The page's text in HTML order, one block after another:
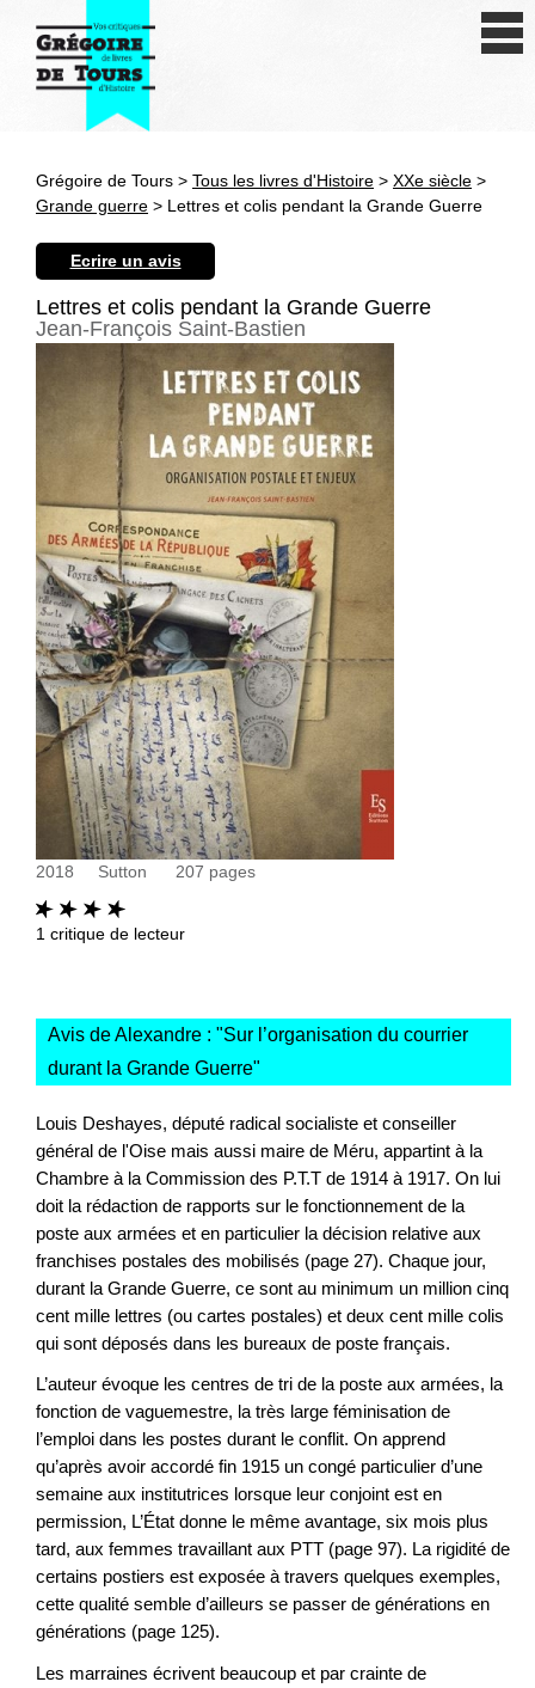
Antiquité
Epoque moderne
Révolution et XIXe siècle
XXe siècle
Autres civilisations
Thématiques
Grégoire de Tours > Tous les livres d'Histoire > XXe siècle >
Grande guerre > Lettres et colis pendant la Grande Guerre
Ecrire un avis
Lettres et colis pendant la Grande Guerre
Jean-François Saint-Bastien
2018 Sutton 207 pages
1 critique de lecteur
Avis de Alexandre : "Sur l’organisation du courrier
durant la Grande Guerre"
Louis Deshayes, député radical socialiste et conseiller
général de l'Oise mais aussi maire de Méru, appartint à la
Chambre à la Commission des P.T.T de 1914 à 1917. On lui
doit la rédaction de rapports sur le fonctionnement de la
poste aux armées et en particulier la décision relative aux
franchises postales des mobilisés (page 27). Chaque jour,
durant la Grande Guerre, ce sont au minimum un million cinq
cent mille lettres (ou cartes postales) et deux cent mille colis
qui sont déposés dans les bureaux de poste français.
L’auteur évoque les centres de tri de la poste aux armées, la
fonction de vaguemestre, la très large féminisation de
l’emploi dans les postes durant le conflit. On apprend
qu’après avoir accordé fin 1915 un congé particulier d’une
semaine aux institutrices lorsque leur conjoint est en
permission, L’État donne le même avantage, six mois plus
tard, aux femmes travaillant aux PTT (page 97). La rigidité de
certains postiers est exposée à travers quelques exemples,
cette qualité semble d’ailleurs se passer de générations en
générations (page 125).
Les marraines écrivent beaucoup et par crainte de